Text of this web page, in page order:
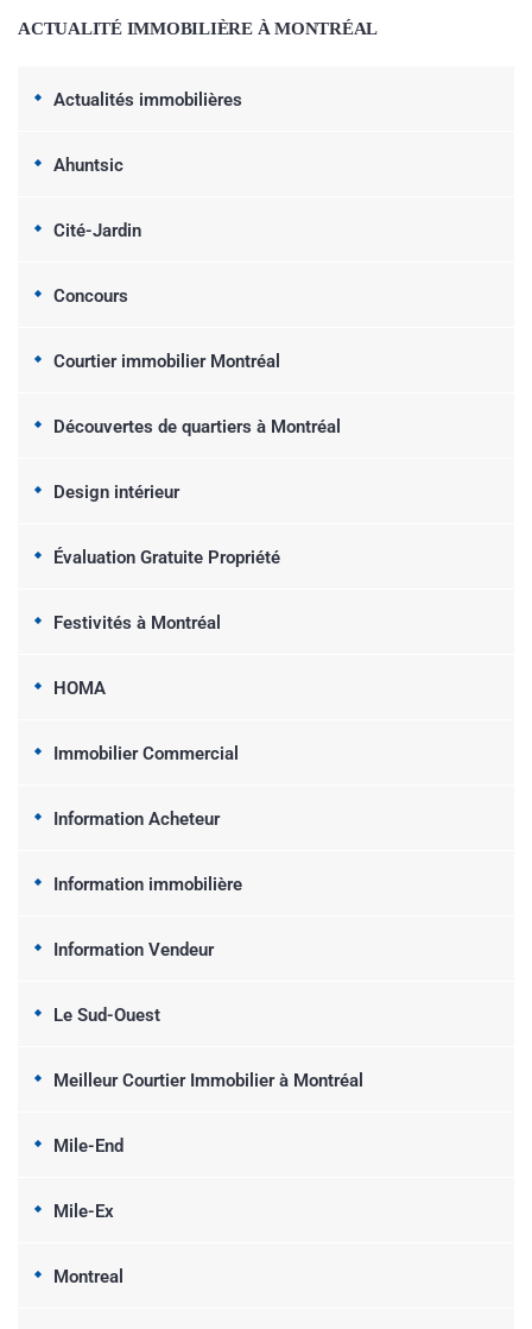
ACTUALITÉ IMMOBILIÈRE À MONTRÉAL
Actualités immobilières
Ahuntsic
Cité-Jardin
Concours
Courtier immobilier Montréal
Découvertes de quartiers à Montréal
Design intérieur
Évaluation Gratuite Propriété
Festivités à Montréal
HOMA
Immobilier Commercial
Information Acheteur
Information immobilière
Information Vendeur
Le Sud-Ouest
Meilleur Courtier Immobilier à Montréal
Mile-End
Mile-Ex
Montreal